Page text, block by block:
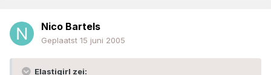
Nico Bartels
Geplaatst 15 juni 2005
Elastigirl zei: